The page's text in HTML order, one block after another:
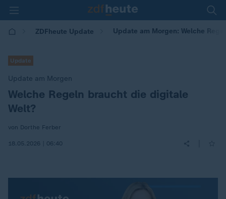
ZDFheute Update Update am Morgen: Welche
Update
Update am Morgen
:
Welche Regeln braucht die digitale
Welt?
von Dorthe Ferber
18.05.2026 | 06:40